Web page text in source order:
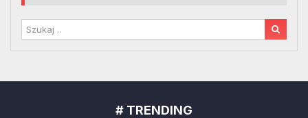
# TRENDING